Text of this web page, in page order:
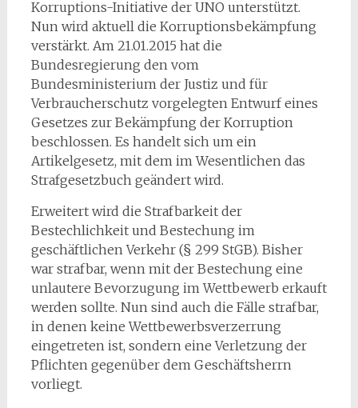
Korruptions-Initiative der UNO unterstützt.
Nun wird aktuell die Korruptionsbekämpfung
verstärkt. Am 21.01.2015 hat die
Bundesregierung den vom
Bundesministerium der Justiz und für
Verbraucherschutz vorgelegten Entwurf eines
Gesetzes zur Bekämpfung der Korruption
beschlossen. Es handelt sich um ein
Artikelgesetz, mit dem im Wesentlichen das
Strafgesetzbuch geändert wird.
Erweitert wird die Strafbarkeit der
Bestechlichkeit und Bestechung im
geschäftlichen Verkehr (§ 299 StGB). Bisher
war strafbar, wenn mit der Bestechung eine
unlautere Bevorzugung im Wettbewerb erkauft
werden sollte. Nun sind auch die Fälle strafbar,
in denen keine Wettbewerbsverzerrung
eingetreten ist, sondern eine Verletzung der
Pflichten gegenüber dem Geschäftsherrn
vorliegt.